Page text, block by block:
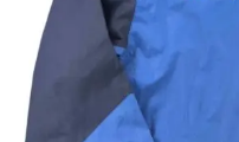
mennyiség